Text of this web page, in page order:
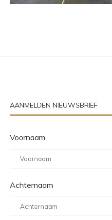
AANMELDEN NIEUWSBRIEF
Voornaam
Achternaam